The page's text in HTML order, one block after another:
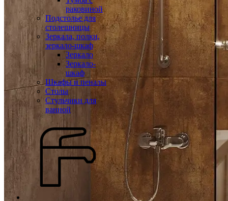
раковиной
Подстолье для
столешницы
Зеркала, полки,
зеркало-шкаф
Зеркало
Зеркало-
шкаф
Шкафы и пеналы
Столы
Стульчики для
ванной